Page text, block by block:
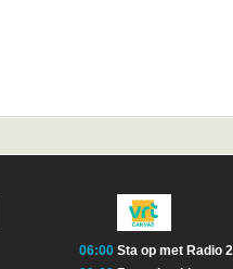
06:00 Sta op met Radio 2